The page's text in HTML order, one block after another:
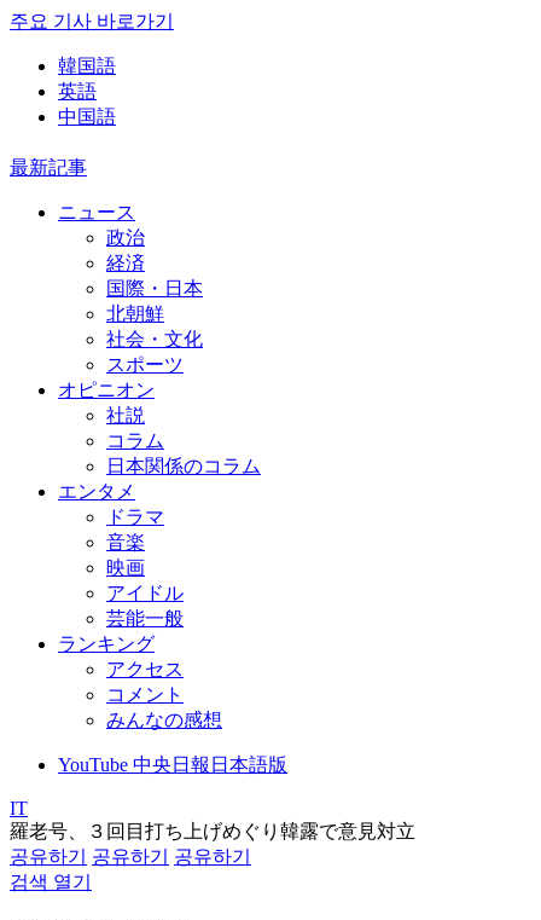
주요 기사 바로가기
韓国語
英語
中国語
最新記事
ニュース
政治
経済
国際・日本
北朝鮮
社会・文化
スポーツ
オピニオン
社説
コラム
日本関係のコラム
エンタメ
ドラマ
音楽
映画
アイドル
芸能一般
ランキング
アクセス
コメント
みんなの感想
YouTube 中央日報日本語版
IT
羅老号、３回目打ち上げめぐり韓露で意見対立
공유하기
공유하기
공유하기
검색 열기